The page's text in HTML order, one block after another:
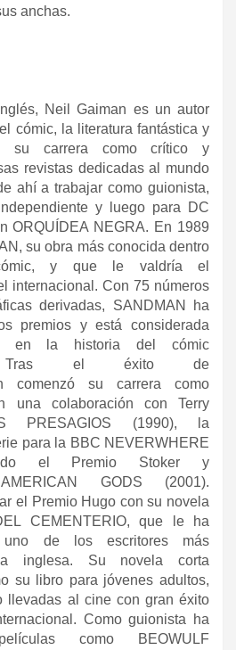
anchas.
Neil Gaiman es un autor
cómic, la literatura fantástica y
su carrera como crítico y
revistas dedicadas al mundo
ahí a trabajar como guionista,
y luego para DC
ORQUÍDEA NEGRA. En 1989
su obra más conocida dentro
y que le valdría el
internacional. Con 75 números
derivadas, SANDMAN ha
premios y está considerada
en la historia del cómic
Tras el éxito de
comenzó su carrera como
una colaboración con Terry
PRESAGIOS (1990), la
para la BBC NEVERWHERE
el Premio Stoker y
GODS (2001).
el Premio Hugo con su novela
CEMENTERIO, que le ha
uno de los escritores más
inglesa. Su novela corta
su libro para jóvenes adultos,
llevadas al cine con gran éxito
Como guionista ha
como BEOWULF